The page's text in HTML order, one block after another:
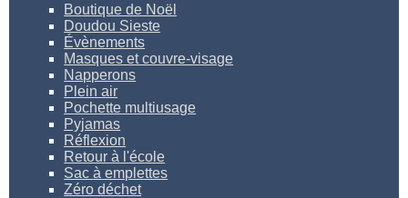
Boutique de Noël
Doudou Sieste
Évènements
Masques et couvre-visage
Napperons
Plein air
Pochette multiusage
Pyjamas
Réflexion
Retour à l'école
Sac à emplettes
Zéro déchet